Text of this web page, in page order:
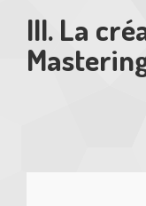
III. La